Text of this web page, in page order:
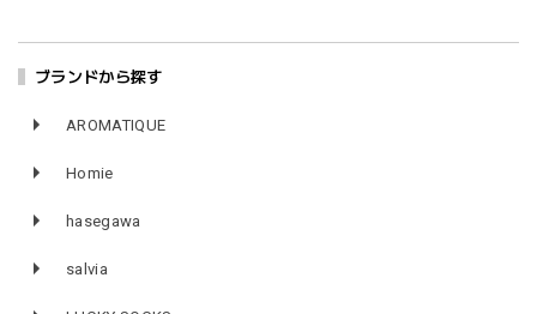
ブランドから探す
AROMATIQUE
Homie
hasegawa
salvia